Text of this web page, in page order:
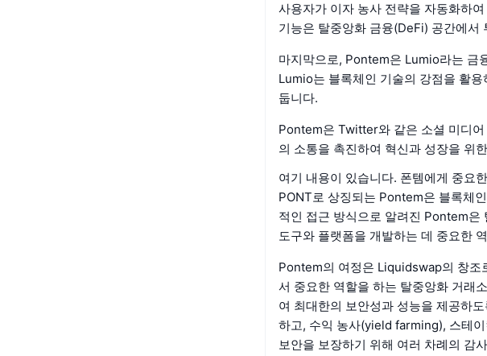
사용자가 이자 농사 전략을 자동화하
기능은 탈중앙화 금융(DeFi) 공간에서
마지막으로, Pontem은 Lumio라는 금
Lumio는 블록체인 기술의 강점을 활
둡니다.
Pontem은 Twitter와 같은 소셜 미디
의 소통을 촉진하여 혁신과 성장을 위
여기 내용이 있습니다. 폰템에게 중요
PONT로 상징되는 Pontem은 블록체
적인 접근 방식으로 알려진 Pontem은
도구와 플랫폼을 개발하는 데 중요한
Pontem의 여정은 Liquidswap의 창
서 중요한 역할을 하는 탈중앙화 거래
여 최대한의 보안성과 성능을 제공하
하고, 수익 농사(yield farming), 스테
보안을 보장하기 위해 여러 차례의 감